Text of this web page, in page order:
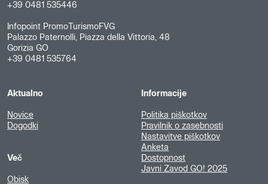
+39 0481 535446
Infopoint PromoTurismoFVG
Palazzo Paternolli, Piazza della Vittoria, 48
Gorizia GO
+39 0481 535764
Aktualno
Novice
Dogodki
Več
Obisk
Informacije
Politika piškotkov
Pravilnik o zasebnosti
Nastavitve piškotkov
Anketa
Dostopnost
Javni Zavod GO! 2025